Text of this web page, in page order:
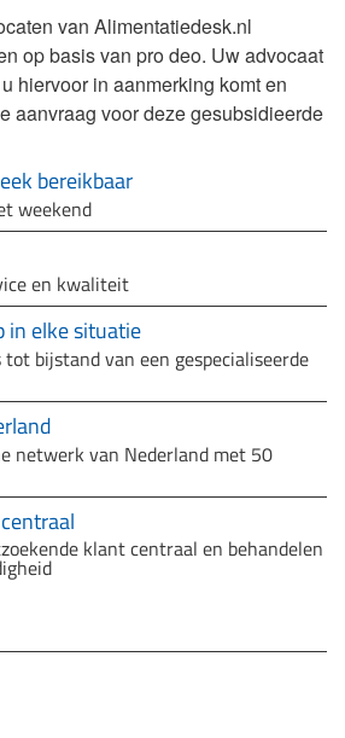
van Alimentatiedesk.nl
op basis van pro deo. Uw advocaat
hiervoor in aanmerking komt en
aanvraag voor deze gesubsidieerde
bereikbaar
weekend
en kwaliteit
in elke situatie
bijstand van een gespecialiseerde
netwerk van Nederland met 50
klant centraal en behandelen